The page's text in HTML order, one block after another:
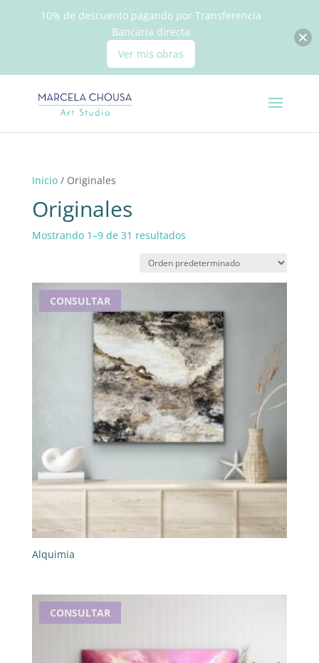
Inicio/ Originales
Originales
Mostrando 1–9 de 31 resultados
CONSULTAR
Alquimia
CONSULTAR
10% de descuento pagando por Transferencia
Bancaria directa
Ver mis obras